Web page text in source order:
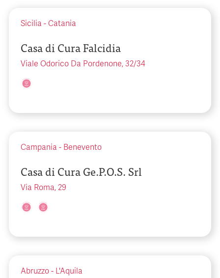
Sicilia - Catania
Casa di Cura Falcidia
Viale Odorico Da Pordenone, 32/34
Campania - Benevento
Casa di Cura Ge.P.O.S. Srl
Via Roma, 29
Abruzzo - L'Aquila